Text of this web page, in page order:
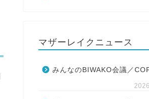
マザーレイクニュース
みんなのBIWAKO会議／